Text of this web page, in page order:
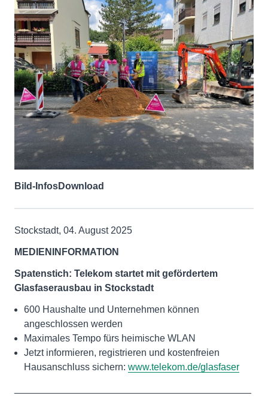
Bild-InfosDownload
Stockstadt, 04. August 2025
MEDIENINFORMATION
Spatenstich: Telekom startet mit gefördertem
Glasfaserausbau in Stockstadt
600 Haushalte und Unternehmen können
angeschlossen werden
Maximales Tempo fürs heimische WLAN
Jetzt informieren, registrieren und kostenfreien
Hausanschluss sichern: www.telekom.de/glasfaser